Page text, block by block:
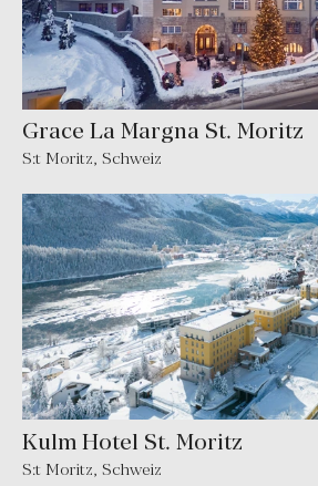
Grace La Margna St. Moritz
S:t Moritz, Schweiz
Kulm Hotel St. Moritz
S:t Moritz, Schweiz